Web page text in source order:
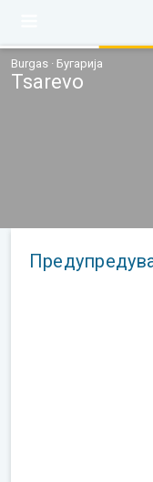
Burgas · Бугарија
Tsarevo